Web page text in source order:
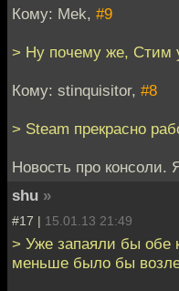
Кому: Mek, #9
> Ну почему же, Стим
Кому: stinquisitor, #8
> Steam прекрасно
Новость про консоли.
shu »
#17 | 15.01.13 21:49
> Уже запаяли бы обе
меньше было бы